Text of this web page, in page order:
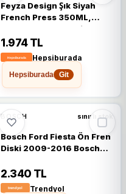
Feyza Design Şık Siyah
French Press 350ML,
Kahve Demleme Ekipmanı
- Seçenek 1 - Ahşap
1.974 TL
Hepsiburada
Hepsiburada
Git
BOSCH sınırlı stok
Bosch Ford Fiesta Ön Fren
Diski 2009-2016 Bosch
2.340 TL
Trendyol